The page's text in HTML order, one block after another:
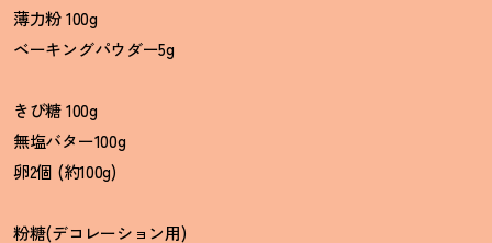
薄力粉100g
ベーキングパウダー5g
きび糖100g
無塩バター100g
卵2個 (約100g)
粉糖(デコレーション用)